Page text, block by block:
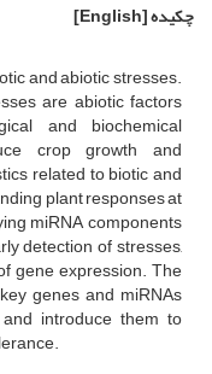
چکیده[English]
and abiotic stresses.
are abiotic factors
and biochemical
crop growth and
related to biotic and
plant responses at
miRNA components
detection of stresses,
gene expression. The
genes and miRNAs
introduce them to